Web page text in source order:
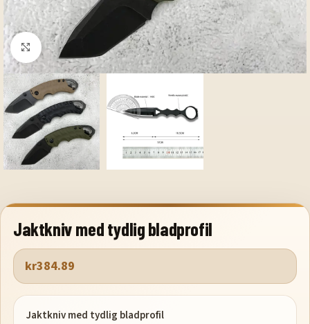
Klicka för att förstora
Jaktkniv med tydlig bladprofil
kr384.89
Jaktkniv med tydlig bladprofil